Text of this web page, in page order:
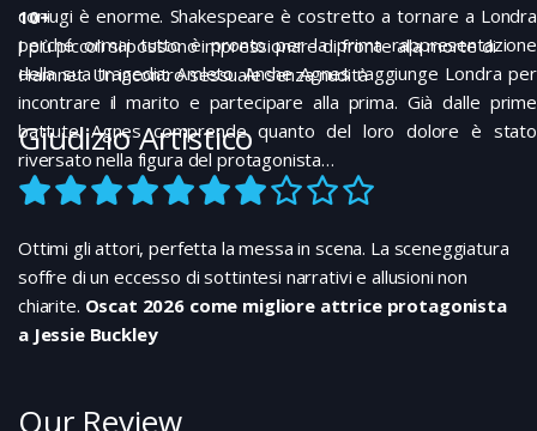
coniugi è enorme. Shakespeare è costretto a tornare a Londra
perché ormai tutto è pronto per la prima rappresentazione
della sua tragedia: Amleto. Anche Agnes raggiunge Londra per
incontrare il marito e partecipare alla prima. Già dalle prime
battute Agnes comprende quanto del loro dolore è stato
riversato nella figura del protagonista…
10+
I più piccoli si possono impressionare di fronte alla morte di
Hamnet. Un incontro sessuale senza nudità
Giudizio Artistico
Ottimi gli attori, perfetta la messa in scena. La sceneggiatura
soffre di un eccesso di sottintesi narrativi e allusioni non
chiarite. Oscat 2026 come migliore attrice protagonista
a Jessie Buckley
Our Review